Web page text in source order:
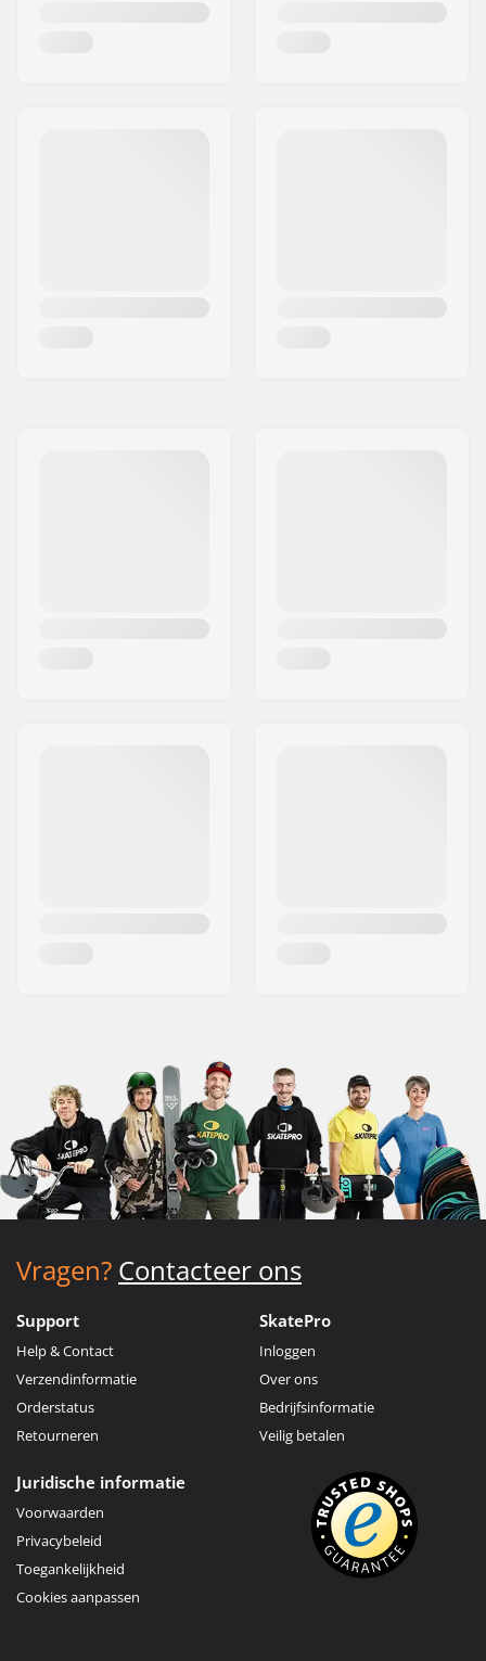
Vragen? Contacteer ons
Support
Help & Contact
Verzendinformatie
Orderstatus
Retourneren
SkatePro
Inloggen
Over ons
Bedrijfsinformatie
Veilig betalen
Juridische informatie
Voorwaarden
Privacybeleid
Toegankelijkheid
Cookies aanpassen